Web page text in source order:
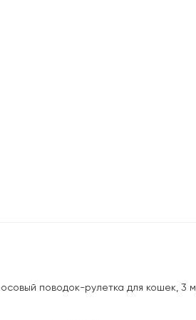
поводок-рулетка для кошек, 3 м,